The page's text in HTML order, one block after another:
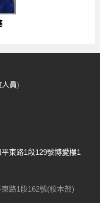
人員)
東路1段129號博愛樓1
路1段162號(校本部)